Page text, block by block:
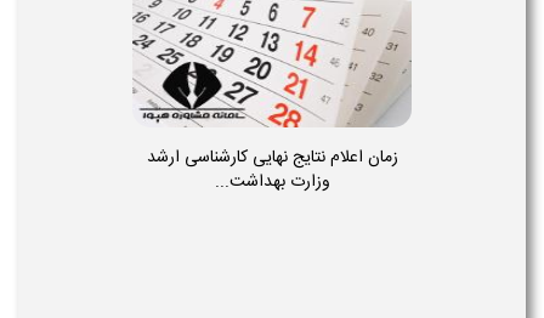
زمان اعلام نتایج نهایی کارشناسی ارشد
وزارت بهداشت...